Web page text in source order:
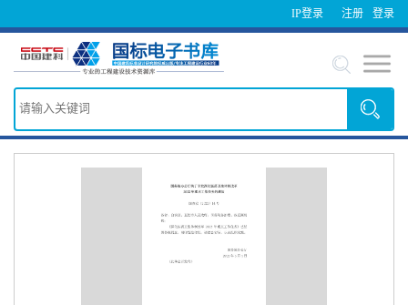
IP登录 登录
注册